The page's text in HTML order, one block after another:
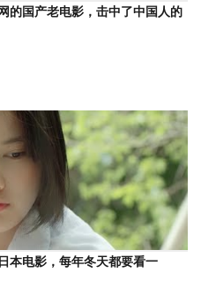
的国产老电影，击中了中国人的
本电影，每年冬天都要看一